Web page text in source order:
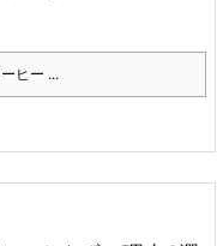
ヒー ...